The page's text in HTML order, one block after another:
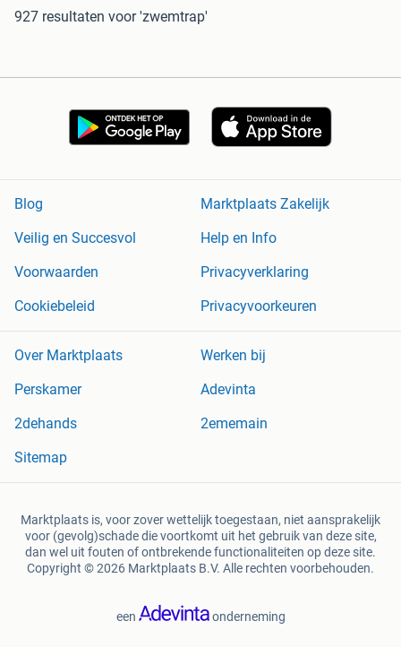
927 resultaten voor 'zwemtrap'
Blog
Marktplaats Zakelijk
Veilig en Succesvol
Help en Info
Voorwaarden
Privacyverklaring
Cookiebeleid
Privacyvoorkeuren
Over Marktplaats
Werken bij
Perskamer
Adevinta
2dehands
2ememain
Sitemap
Marktplaats is, voor zover wettelijk toegestaan, niet aansprakelijk
voor (gevolg)schade die voortkomt uit het gebruik van deze site,
dan wel uit fouten of ontbrekende functionaliteiten op deze site.
Copyright © 2026 Marktplaats B.V. Alle rechten voorbehouden.
een onderneming